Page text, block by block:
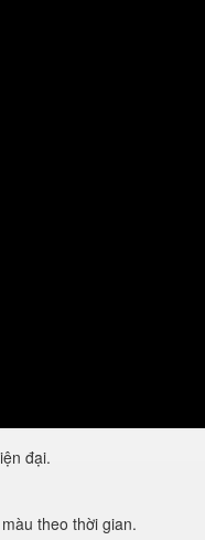
đại.
theo thời gian.